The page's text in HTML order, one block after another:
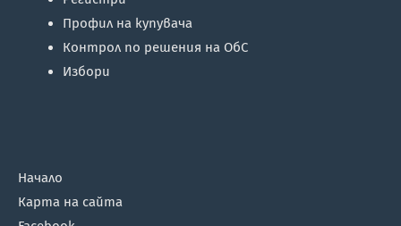
Профил на купувача
Контрол по решения на ОбС
Избори
Начало
Карта на сайта